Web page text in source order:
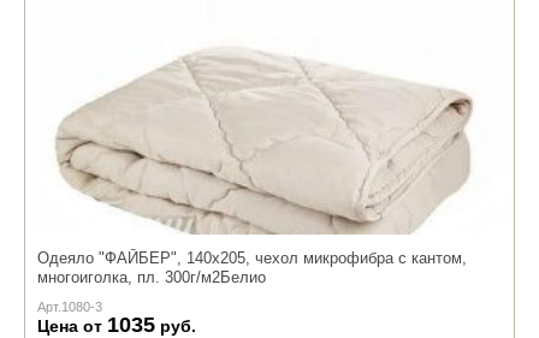
Полиэстр
Микрофибра
Одеяло "ФАЙБЕР", 140х205, чехол микрофибра с кантом,
многоиголка, пл. 300г/м2Белио
Арт. 1080-3
Цена от 1035 руб.